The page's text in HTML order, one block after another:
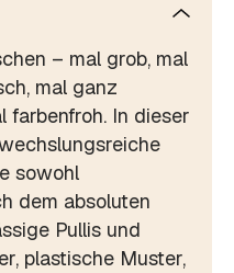
– mal grob, mal
mal ganz
farbenfroh. In dieser
sowohl
dem absoluten
Pullis und
plastische Muster,